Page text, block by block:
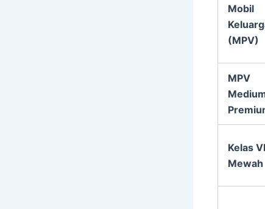
Mobil
(MPV)
MPV
Kelas
Mewah